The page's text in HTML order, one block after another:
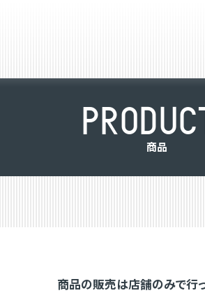
PRODUC
商品
商品の販売は店舗のみで行っ